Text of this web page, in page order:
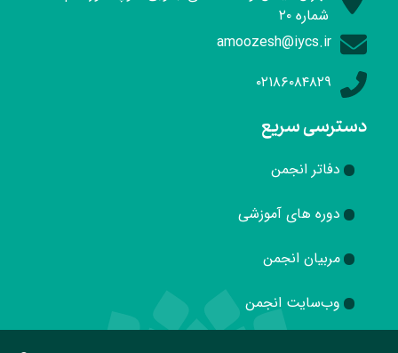
شماره ۲۰
amoozesh@iycs.ir
۰۲۱۸۶۰۸۴۸۲۹
دسترسی سریع
دفاتر انجمن
دوره های آموزشی
مربیان انجمن
وب‌سایت انجمن